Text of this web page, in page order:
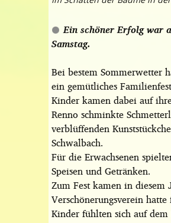
Ein schöner Erfolg war
Samstag.
Bei bestem Sommerwetter
ein gemütliches
Kinder kamen dabei auf
Renno schminkte
verblüffenden
Schwalbach.
Für die Erwachsenen
Speisen und Getränken.
Zum Fest kamen in
Verschönerungsverein
Kinder fühlten sich auf